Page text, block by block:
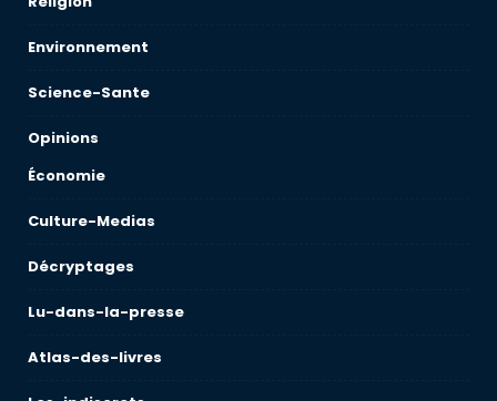
Environnement
Science-Sante
Opinions
Économie
Culture-Medias
Décryptages
Lu-dans-la-presse
Atlas-des-livres